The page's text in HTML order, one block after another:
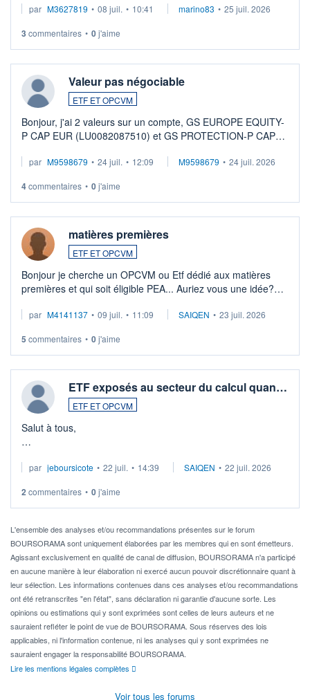
par M3627819 • 08 juil. • 10:41 marino83 • 25 juil. 2026
3 commentaires • 0j'aime
Valeur pas négociable
ETF ET OPCVM
Bonjour, j'ai 2 valeurs sur un compte, GS EUROPE EQUITY-
P CAP EUR (LU0082087510) et GS PROTECTION-P CAP
veux procéder à la vente, on me signale ...
par M9598679 • 24 juil. • 12:09 M9598679 • 24 juil. 2026
4commentaires • 0j'aime
matières premières
ETF ET OPCVM
Bonjour je cherche un OPCVM ou Etf dédié aux matières
premières et qui soit éligible PEA... Auriez vous une idée?
par M4141137 • 09 juil. • 11:09 SAIQEN • 23 juil. 2026
5 commentaires • 0j'aime
ETF exposés au secteur du calcul quan…
ETF ET OPCVM
Salut à tous,
via un ETF plutôt que des actions individuelles.
Idéalement, je voudrais qu'il soit éligible au PEA.
Pour l' ...
par jeboursicote • 22 juil. • 14:39 SAIQEN • 22 juil. 2026
2 commentaires • 0j'aime
L'ensemble des analyses et/ou recommandations présentes sur le forum
BOURSORAMA sont uniquement élaborées par les membres qui en sont émetteurs.
Agissant exclusivement en qualité de canal de diffusion, BOURSORAMA n'a participé
en aucune manière à leur élaboration ni exercé aucun pouvoir discrétionnaire quant à
leur sélection. Les informations contenues dans ces analyses et/ou recommandations
ont été retranscrites "en l'état", sans déclaration ni garantie d'aucune sorte. Les
opinions ou estimations qui y sont exprimées sont celles de leurs auteurs et ne
sauraient refléter le point de vue de BOURSORAMA. Sous réserves des lois
applicables, ni l'information contenue, ni les analyses qui y sont exprimées ne
sauraient engager la responsabilité BOURSORAMA.
Lire les mentions légales complètes
Voir tous les forums